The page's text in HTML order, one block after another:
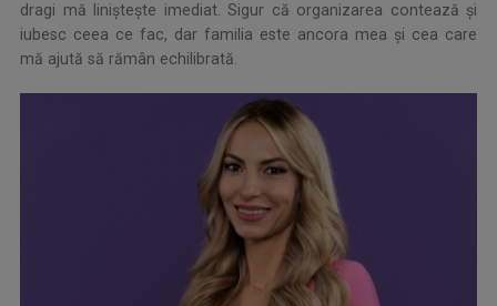
dragi mă linişteşte imediat. Sigur că organizarea contează și
iubesc ceea ce fac, dar familia este ancora mea și cea care
mă ajută să rămân echilibrată.